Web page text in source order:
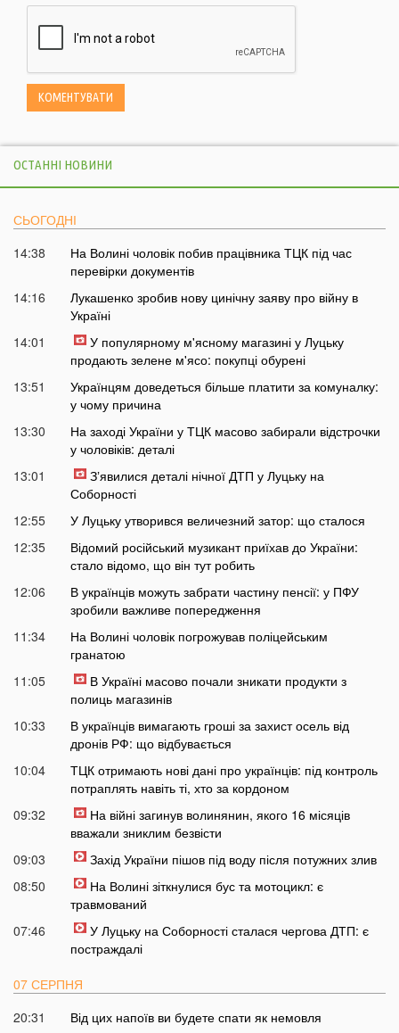
ОСТАННІ НОВИНИ
СЬОГОДНІ
14:38
На Волині чоловік побив працівника ТЦК під час
перевірки документів
14:16
Лукашенко зробив нову цинічну заяву про війну в
Україні
14:01
У популярному м'ясному магазині у Луцьку
продають зелене м'ясо: покупці обурені
13:51
Українцям доведеться більше платити за комуналку:
у чому причина
13:30
На заході України у ТЦК масово забирали відстрочки
у чоловіків: деталі
13:01
Зʼявилися деталі нічної ДТП у Луцьку на
Соборності
12:55
У Луцьку утворився величезний затор: що сталося
12:35
Відомий російський музикант приїхав до України:
стало відомо, що він тут робить
12:06
В українців можуть забрати частину пенсії: у ПФУ
зробили важливе попередження
11:34
На Волині чоловік погрожував поліцейським
гранатою
11:05
В Україні масово почали зникати продукти з
полиць магазинів
10:33
В українців вимагають гроші за захист осель від
дронів РФ: що відбувається
10:04
ТЦК отримають нові дані про українців: під контроль
потраплять навіть ті, хто за кордоном
09:32
На війні загинув волинянин, якого 16 місяців
вважали зниклим безвісти
09:03
Захід України пішов під воду після потужних злив
08:50
На Волині зіткнулися бус та мотоцикл: є
травмований
07:46
У Луцьку на Соборності сталася чергова ДТП: є
постраждалі
07 СЕРПНЯ
20:31
Від цих напоїв ви будете спати як немовля